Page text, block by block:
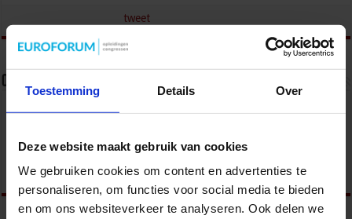
Toestemming Details Over
Deze website maakt gebruik van cookies
We gebruiken cookies om content en advertenties te
personaliseren, om functies voor social media te bieden
en om ons websiteverkeer te analyseren. Ook delen we
tweet
Over Jan Terpstra
Jan Terpstra, hoogleraar Criminologie aan de
cursus Wet- en regelgeving in Openbare Orde en
Veiligheid.